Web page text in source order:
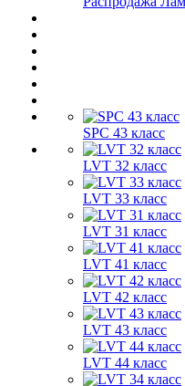
SPC 43 класс
LVT 32 класс
LVT 33 класс
LVT 31 класс
LVT 41 класс
LVT 42 класс
LVT 43 класс
LVT 44 класс